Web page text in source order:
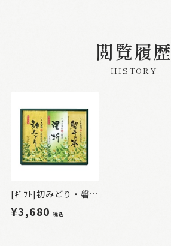
閲覧履歴
HISTORY
[ｷﾞﾌﾄ]初みどり・磐井の誉・星折詰合せ3本入
¥3,680税込